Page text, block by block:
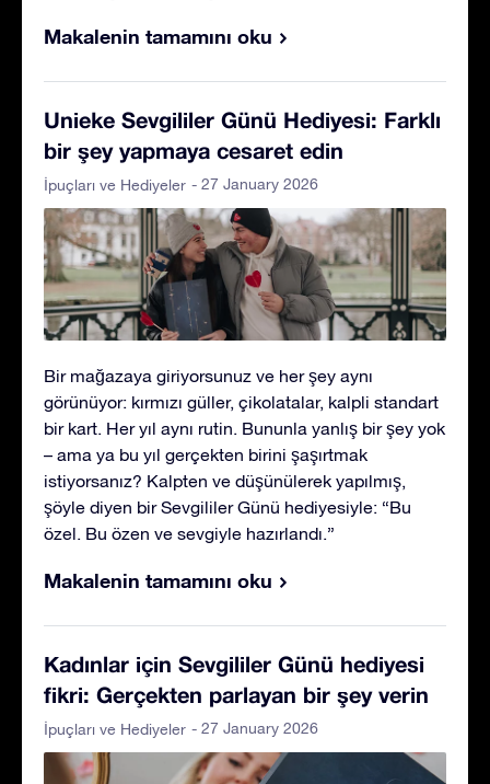
Makalenin tamamını oku
Unieke Sevgililer Günü Hediyesi: Farklı
bir şey yapmaya cesaret edin
İpuçları ve Hediyeler - 27 January 2026
Bir mağazaya giriyorsunuz ve her şey aynı
görünüyor: kırmızı güller, çikolatalar, kalpli standart
bir kart. Her yıl aynı rutin. Bununla yanlış bir şey yok
– ama ya bu yıl gerçekten birini şaşırtmak
istiyorsanız? Kalpten ve düşünülerek yapılmış,
şöyle diyen bir Sevgililer Günü hediyesiyle: “Bu
özel. Bu özen ve sevgiyle hazırlandı.”
Makalenin tamamını oku
Kadınlar için Sevgililer Günü hediyesi
fikri: Gerçekten parlayan bir şey verin
İpuçları ve Hediyeler - 27 January 2026